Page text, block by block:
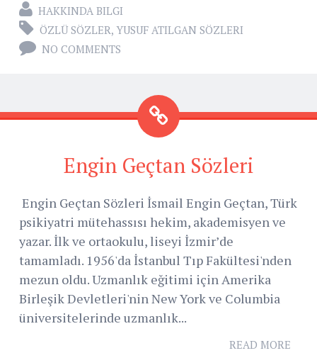
HAKKINDA BILGI
ÖZLÜ SÖZLER, YUSUF ATILGAN SÖZLERI
NO COMMENTS
Engin Geçtan Sözleri
Engin Geçtan Sözleri İsmail Engin Geçtan, Türk
psikiyatri mütehassısı hekim, akademisyen ve
yazar. İlk ve ortaokulu, liseyi İzmir’de
tamamladı. 1956'da İstanbul Tıp Fakültesi'nden
mezun oldu. Uzmanlık eğitimi için Amerika
Birleşik Devletleri'nin New York ve Columbia
üniversitelerinde uzmanlık...
READ MORE